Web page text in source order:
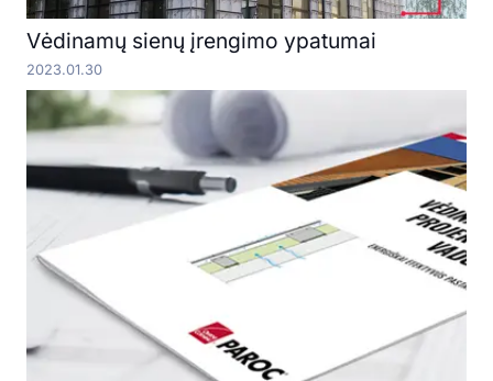
Vėdinamų sienų įrengimo ypatumai
2023.01.30